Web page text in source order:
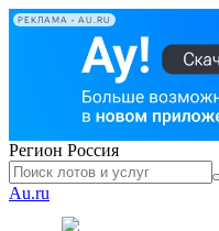
РЕКЛАМА • AU.RU
Регион Россия
Au.ru